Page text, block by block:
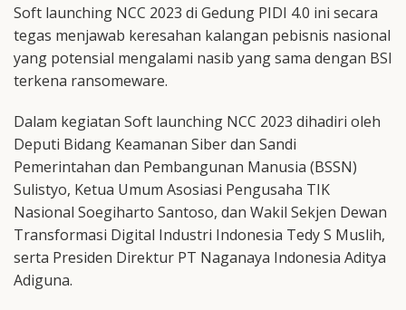
Soft launching NCC 2023 di Gedung PIDI 4.0 ini secara
tegas menjawab keresahan kalangan pebisnis nasional
yang potensial mengalami nasib yang sama dengan BSI
terkena ransomeware.
Dalam kegiatan Soft launching NCC 2023 dihadiri oleh
Deputi Bidang Keamanan Siber dan Sandi
Pemerintahan dan Pembangunan Manusia (BSSN)
Sulistyo, Ketua Umum Asosiasi Pengusaha TIK
Nasional Soegiharto Santoso, dan Wakil Sekjen Dewan
Transformasi Digital Industri Indonesia Tedy S Muslih,
serta Presiden Direktur PT Naganaya Indonesia Aditya
Adiguna.